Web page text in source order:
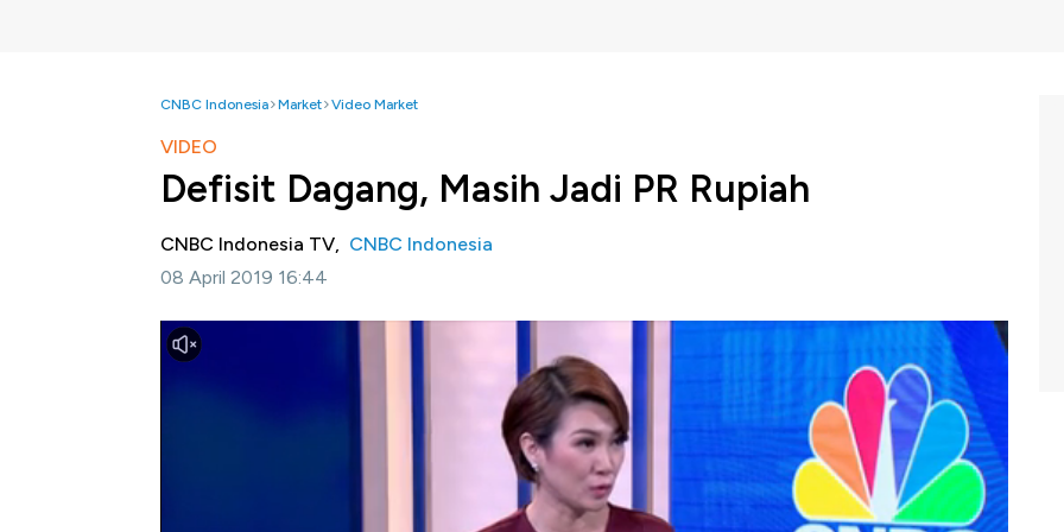
CNBC Indonesia Market Video Market
VIDEO
Defisit Dagang, Masih Jadi PR Rupiah
CNBC Indonesia TV, CNBC Indonesia
08 April 2019 16:44
Jakarta, CNBC Indonesia-
Nilai tukar rupiah dibuka melemah terhadap dolar Amerika Serikat.
Pelemahan rupiah ini terjadi setelah mata uang merah putih sempat reli 5 hari berturut-turut di
Bagaimana pergerakan tren rupiah ke depan? Berikut ini dialog Aline Wiratmaja bersama dengan David
Sumual, Kepala Ekonom BCA di Profit, CNBC Indonesia (Senin, 08/04/2019).